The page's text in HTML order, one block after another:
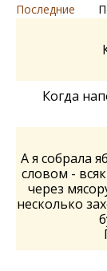
Последние
Когда
А я собрала
словом -
через
несколько